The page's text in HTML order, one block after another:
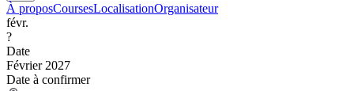
À proposCoursesLocalisationOrganisateur
févr.
?
Date
Février 2027
Date à confirmer